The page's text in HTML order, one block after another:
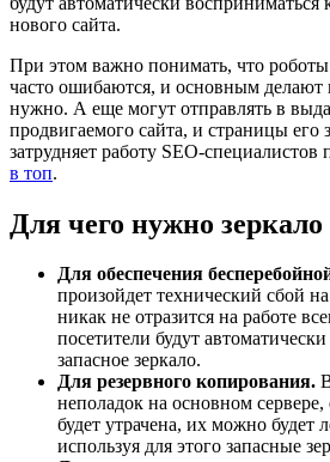
нового сайта.
При этом важно понимать, что роботы
часто ошибаются, и основным делают
нужно. А еще могут отправлять в
продвигаемого сайта, и страницы его
затрудняет работу SEO-специалистов
в топ.
Для чего нужно зеркало
Для обеспечения
произойдет технический сбой
никак не отразится на работе
посетители будут
запасное зеркало.
Для резервного копирования.
неполадок на основном
будет утрачена, их можно будет
используя для этого запасные